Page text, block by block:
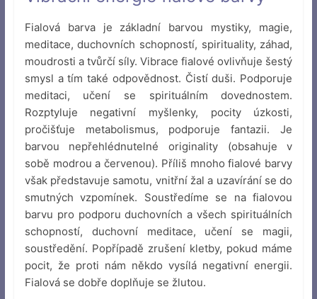
Fialová barva je základní barvou mystiky, magie,
meditace, duchovních schopností, spirituality, záhad,
moudrosti a tvůrčí síly. Vibrace fialové ovlivňuje šestý
smysl a tím také odpovědnost. Čistí duši. Podporuje
meditaci, učení se spirituálním dovednostem.
Rozptyluje negativní myšlenky, pocity úzkosti,
pročišťuje metabolismus, podporuje fantazii. Je
barvou nepřehlédnutelné originality (obsahuje v
sobě modrou a červenou). Příliš mnoho fialové barvy
však představuje samotu, vnitřní žal a uzavírání se do
smutných vzpomínek. Soustředíme se na fialovou
barvu pro podporu duchovních a všech spirituálních
schopností, duchovní meditace, učení se magii,
soustředění. Popřípadě zrušení kletby, pokud máme
pocit, že proti nám někdo vysílá negativní energii.
Fialová se dobře doplňuje se žlutou.